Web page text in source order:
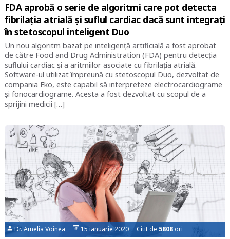
FDA aprobă o serie de algoritmi care pot detecta
fibrilația atrială și suflul cardiac dacă sunt integrați
în stetoscopul inteligent Duo
Un nou algoritm bazat pe inteligență artificială a fost aprobat
de către Food and Drug Administration (FDA) pentru detecția
suflului cardiac și a aritmiilor asociate cu fibrilația atrială.
Software-ul utilizat împreună cu stetoscopul Duo, dezvoltat de
compania Eko, este capabil să interpreteze electrocardiograme
și fonocardiograme. Acesta a fost dezvoltat cu scopul de a
sprijini medicii […]
Dr. Amelia Voinea 15 ianuarie 2020 Citit de 5808 ori